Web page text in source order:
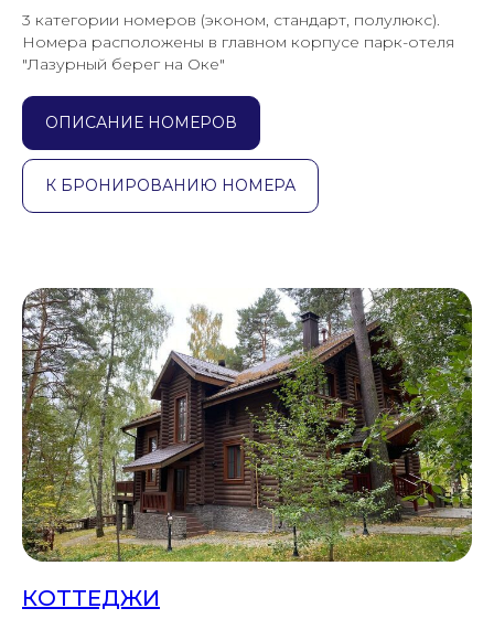
3 категории номеров (эконом, стандарт, полулюкс).
Номера расположены в главном корпусе парк-отеля
"Лазурный берег на Оке"
ОПИСАНИЕ НОМЕРОВ
К БРОНИРОВАНИЮ НОМЕРА
КОТТЕДЖИ